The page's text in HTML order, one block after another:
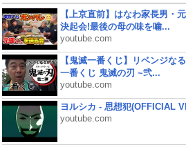
【上京直前】はなわ家長男・
決起会!最後の母の味を噛...
youtube.com
【鬼滅一番くじ】リベンジな
一番くじ 鬼滅の刃 ~弐...
youtube.com
ヨルシカ - 思想犯(OFFICIAL
youtube.com